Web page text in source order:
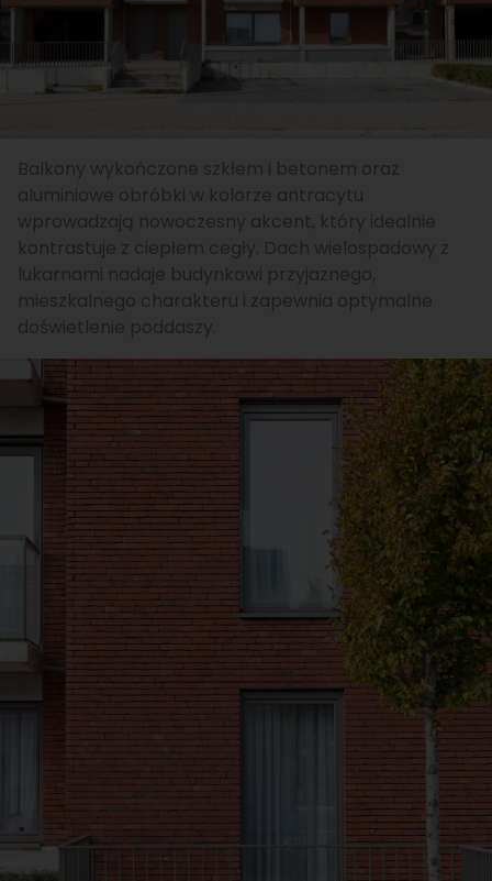
Balkony wykończone szkłem i betonem oraz
aluminiowe obróbki w kolorze antracytu
wprowadzają nowoczesny akcent, który idealnie
kontrastuje z ciepłem cegły. Dach wielospadowy z
lukarnami nadaje budynkowi przyjaznego,
mieszkalnego charakteru i zapewnia optymalne
doświetlenie poddaszy.